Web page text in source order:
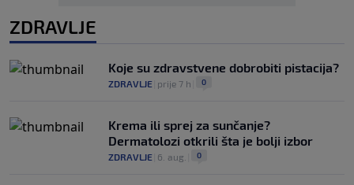
ZDRAVLJE
Koje su zdravstvene dobrobiti pistacija?
ZDRAVLJE prije 7 h 0
Krema ili sprej za sunčanje?
Dermatolozi otkrili šta je bolji izbor
ZDRAVLJE 6. aug. 0